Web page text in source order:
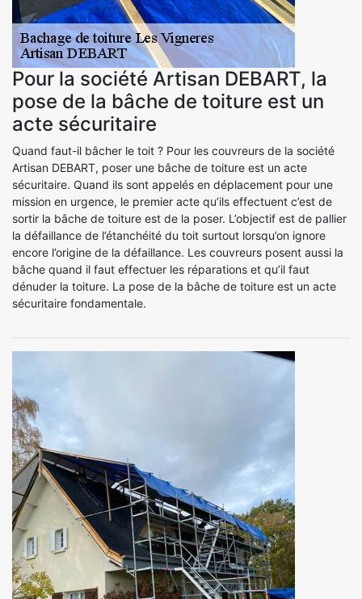
Pour la société Artisan DEBART, la
pose de la bâche de toiture est un
acte sécuritaire
Quand faut-il bâcher le toit ? Pour les couvreurs de la société
Artisan DEBART, poser une bâche de toiture est un acte
sécuritaire. Quand ils sont appelés en déplacement pour une
mission en urgence, le premier acte qu’ils effectuent c’est de
sortir la bâche de toiture est de la poser. L’objectif est de pallier
la défaillance de l’étanchéité du toit surtout lorsqu’on ignore
encore l’origine de la défaillance. Les couvreurs posent aussi la
bâche quand il faut effectuer les réparations et qu’il faut
dénuder la toiture. La pose de la bâche de toiture est un acte
sécuritaire fondamentale.